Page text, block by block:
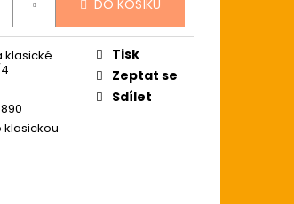
DO KOŠÍKU
klasické
klasickou
Tisk
Zeptat se
Sdílet